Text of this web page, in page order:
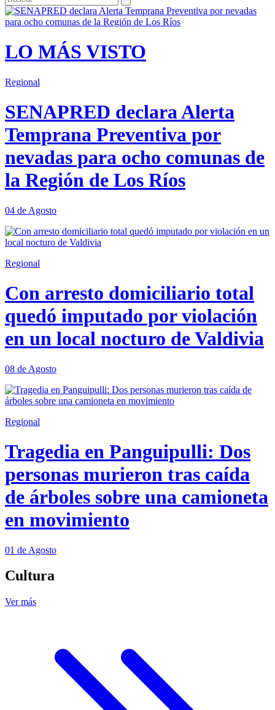
LO MÁS VISTO
Regional
SENAPRED declara Alerta
Temprana Preventiva por
nevadas para ocho comunas de
la Región de Los Ríos
04 de Agosto
Regional
Con arresto domiciliario total
quedó imputado por violación
en un local nocturo de Valdivia
08 de Agosto
Regional
Tragedia en Panguipulli: Dos
personas murieron tras caída
de árboles sobre una camioneta
en movimiento
01 de Agosto
Cultura
Ver más